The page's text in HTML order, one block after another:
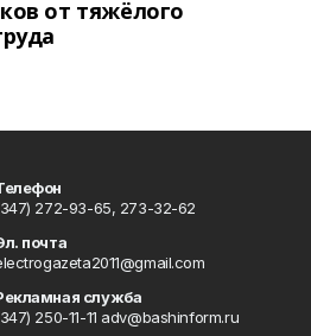
от тяжёлого
272-93-65, 273-32-62
почта
служба
250-11-11 adv@bashinform.ru